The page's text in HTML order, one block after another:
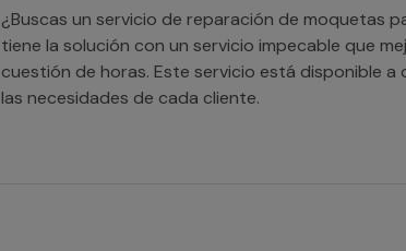
¿Buscas un servicio de reparación de moquetas
tiene la solución con un servicio impecable que
cuestión de horas. Este servicio está disponible
las necesidades de cada cliente.